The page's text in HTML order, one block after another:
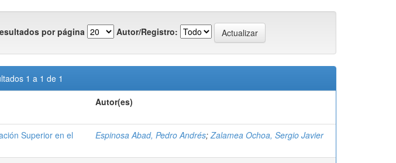
por página Autor/Registro:
1 a 1 de 1
Autor(es)
Superior en el
Espinosa Abad, Pedro Andrés;Zalamea Ochoa, Sergio Javier